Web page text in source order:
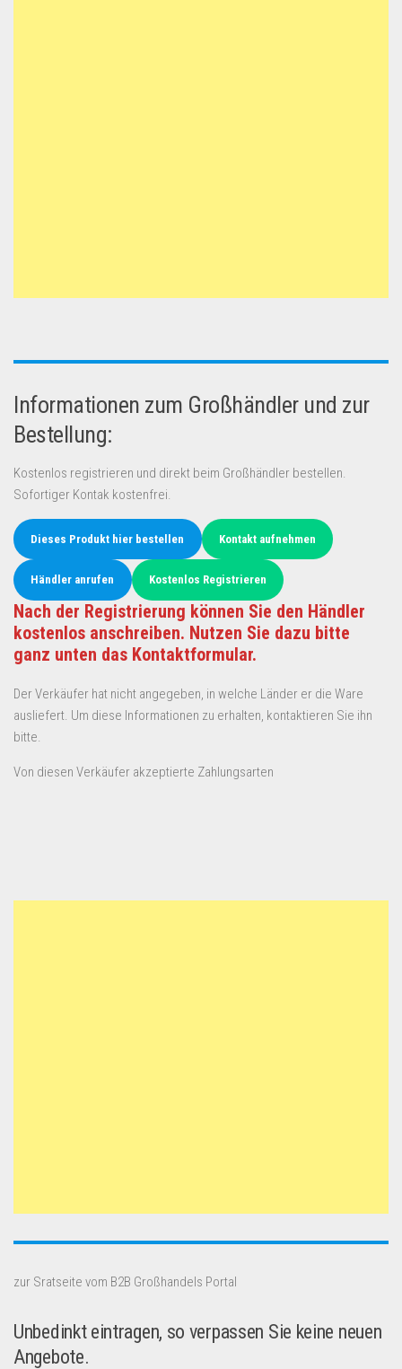
Informationen zum Großhändler und zur
Bestellung:
Kostenlos registrieren und direkt beim Großhändler bestellen.
Sofortiger Kontak kostenfrei.
Dieses Produkt hier bestellen Kontakt aufnehmen
Händler anrufen Kostenlos Registrieren
Nach der Registrierung können Sie den Händler
kostenlos anschreiben. Nutzen Sie dazu bitte
ganz unten das Kontaktformular.
Der Verkäufer hat nicht angegeben, in welche Länder er die Ware
ausliefert. Um diese Informationen zu erhalten, kontaktieren Sie ihn
bitte.
Von diesen Verkäufer akzeptierte Zahlungsarten
zur Sratseite vom B2B Großhandels Portal
Unbedinkt eintragen, so verpassen Sie keine neuen
Angebote.